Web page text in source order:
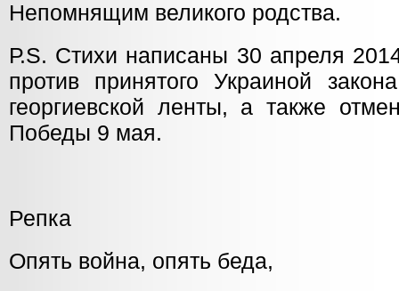
Непомнящим великого родства.
Р.S. Стихи написаны 30 апреля
против принятого Украиной
георгиевской ленты, а также
Победы 9 мая.
Репка
Опять война, опять беда,